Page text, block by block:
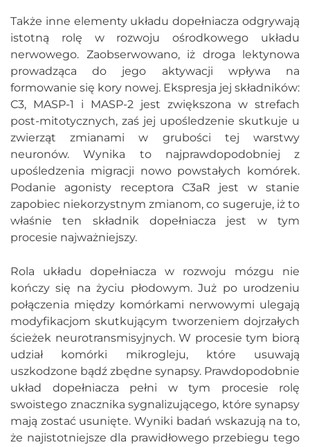
Także inne elementy układu dopełniacza odgrywają
istotną rolę w rozwoju ośrodkowego układu
nerwowego. Zaobserwowano, iż droga lektynowa
prowadząca do jego aktywacji wpływa na
formowanie się kory nowej. Ekspresja jej składników:
C3, MASP-1 i MASP-2 jest zwiększona w strefach
post-mitotycznych, zaś jej upośledzenie skutkuje u
zwierząt zmianami w grubości tej warstwy
neuronów. Wynika to najprawdopodobniej z
upośledzenia migracji nowo powstałych komórek.
Podanie agonisty receptora C3aR jest w stanie
zapobiec niekorzystnym zmianom, co sugeruje, iż to
właśnie ten składnik dopełniacza jest w tym
procesie najważniejszy.
Rola układu dopełniacza w rozwoju mózgu nie
kończy się na życiu płodowym. Już po urodzeniu
połączenia między komórkami nerwowymi ulegają
modyfikacjom skutkującym tworzeniem dojrzałych
ścieżek neurotransmisyjnych. W procesie tym biorą
udział komórki mikrogleju, które usuwają
uszkodzone bądź zbędne synapsy. Prawdopodobnie
układ dopełniacza pełni w tym procesie rolę
swoistego znacznika sygnalizującego, które synapsy
mają zostać usunięte. Wyniki badań wskazują na to,
że najistotniejsze dla prawidłowego przebiegu tego